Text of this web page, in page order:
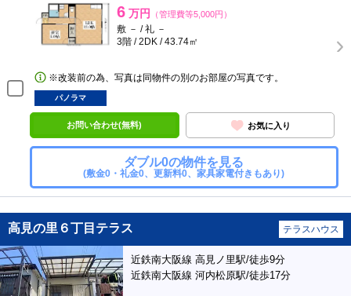
6 万円 （管理費等5,000円）
敷 － / 礼 －
3階 / 2DK / 43.74㎡
※改装前の為、写真は同物件の別のお部屋の写真です。
パノラマ
お問い合わせ(無料) お気に入り
ダブル0の物件を見る
(敷金0・礼金0、更新料0、家具家電付きもあり)
高見の里６丁目テラス テラスハウス
近鉄南大阪線 高見ノ里駅/徒歩9分
近鉄南大阪線 河内松原駅/徒歩17分